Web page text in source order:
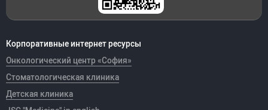
Корпоративные интернет ресурсы
Онкологический центр «София»
Стоматологическая клиника
Детская клиника